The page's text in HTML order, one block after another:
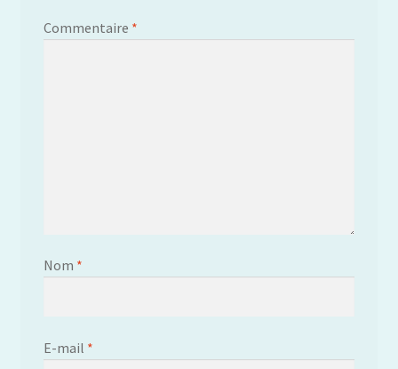
Commentaire *
Nom *
E-mail *